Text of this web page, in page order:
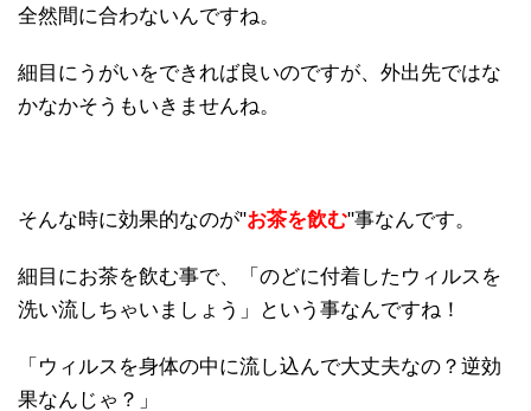
全然間に合わないんですね。
細目にうがいをできれば良いのですが、外出先ではな
かなかそうもいきませんね。
そんな時に効果的なのが"お茶を飲む"事なんです。
細目にお茶を飲む事で、「のどに付着したウィルスを
洗い流しちゃいましょう」という事なんですね！
「ウィルスを身体の中に流し込んで大丈夫なの？逆効
果なんじゃ？」